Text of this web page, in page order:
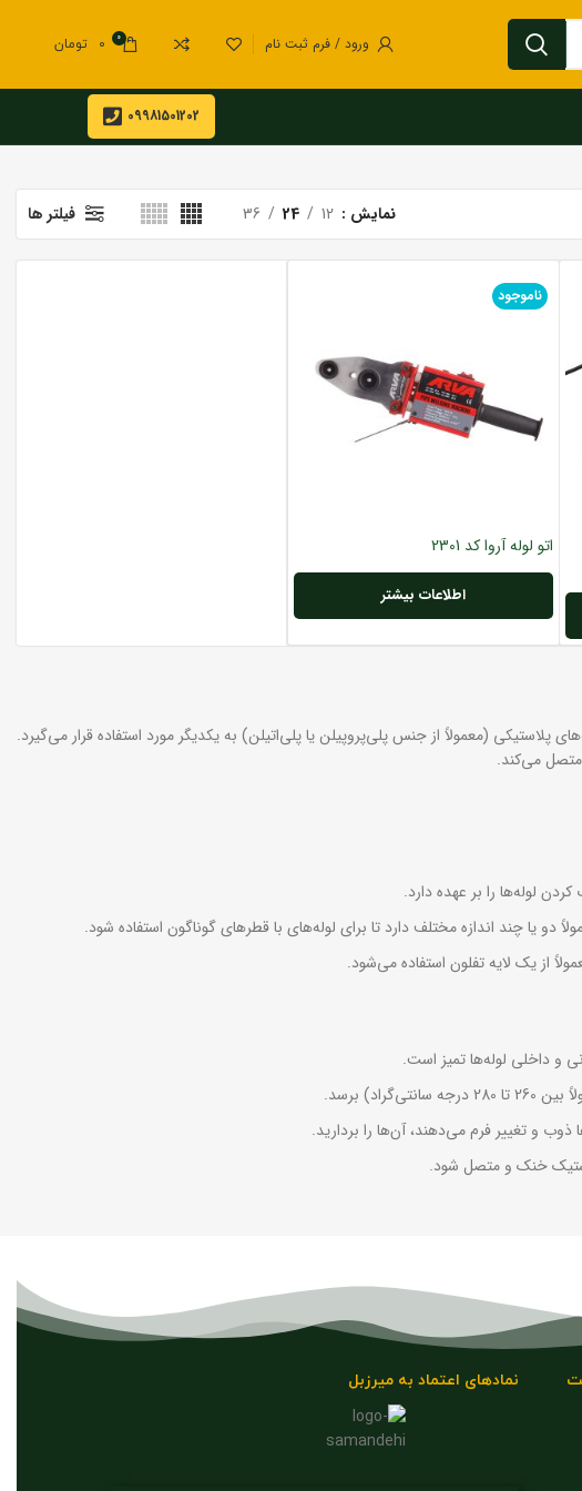
ورود / فرم ثبت نام 0
0 تومان
09981501202
نمایش 12
24
36 فیلتر ها
ناموجود
اتو لوله آروا کد 2301
اطلاعات بیشتر
پلاستیکی (معمولاً از جنس پلی‌پروپیلن یا پلی‌اتیلن) به یکدیگر مورد استفاده قرار می‌گیرد.
متصل می‌کند.
لوله‌ها را بر عهده دارد.
یا چند اندازه مختلف دارد تا برای لوله‌های با قطرهای گوناگون استفاده شود.
از یک لایه تفلون استفاده می‌شود.
و داخلی لوله‌ها تمیز است.
برسد.
و تغییر فرم می‌دهند، آن‌ها را بردارید.
خنک و متصل شود.
نمادهای اعتماد به میرزبل